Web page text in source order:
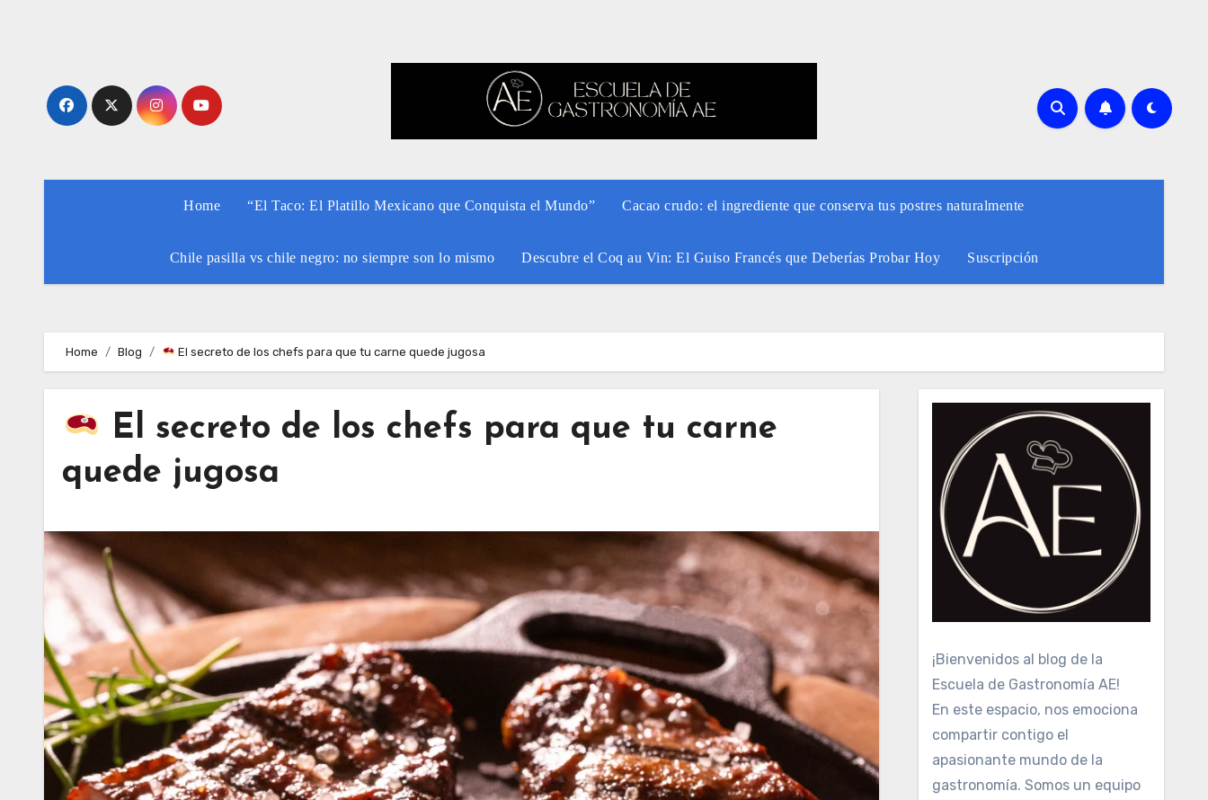
Home “El Taco: El Platillo Mexicano que Conquista el Mundo” Cacao crudo: el ingrediente que conserva tus postres naturalmente
Chile pasilla vs chile negro: no siempre son lo mismo Descubre el Coq au Vin: El Guiso Francés que Deberías Probar Hoy Suscripción
Home Blog El secreto de los chefs para que tu carne quede jugosa
El secreto de los chefs para que tu carne
quede jugosa
¡Bienvenidos al blog de la
Escuela de Gastronomía AE!
En este espacio, nos emociona
compartir contigo el
apasionante mundo de la
gastronomía. Somos un equipo